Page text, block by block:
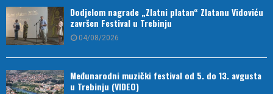
Dodjelom nagrade „Zlatni platan“ Zlatanu Vidoviću
završen Festival u Trebinju
04/08/2026
Međunarodni muzički festival od 5. do 13. avgusta
u Trebinju (VIDEO)